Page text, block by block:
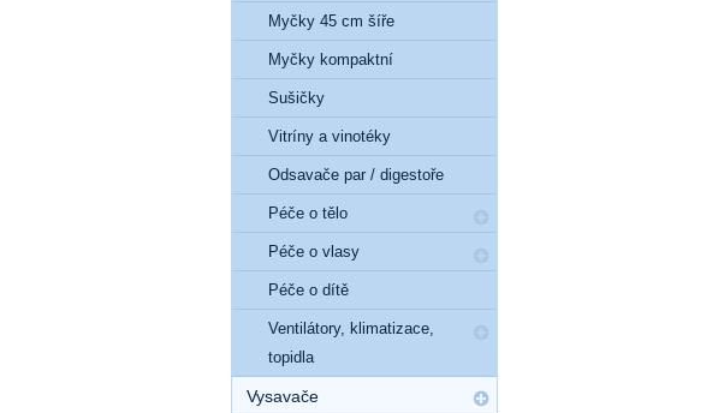
Myčky 45 cm šíře
Myčky kompaktní
Sušičky
Vitríny a vinotéky
Odsavače par / digestoře
Péče o tělo
Péče o vlasy
Péče o dítě
Ventilátory, klimatizace,
topidla
Vysavače